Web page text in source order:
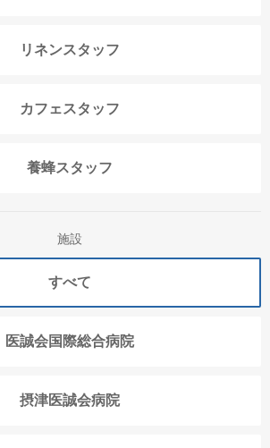
リネンスタッフ
カフェスタッフ
養蜂スタッフ
施設
すべて
医誠会国際総合病院
摂津医誠会病院